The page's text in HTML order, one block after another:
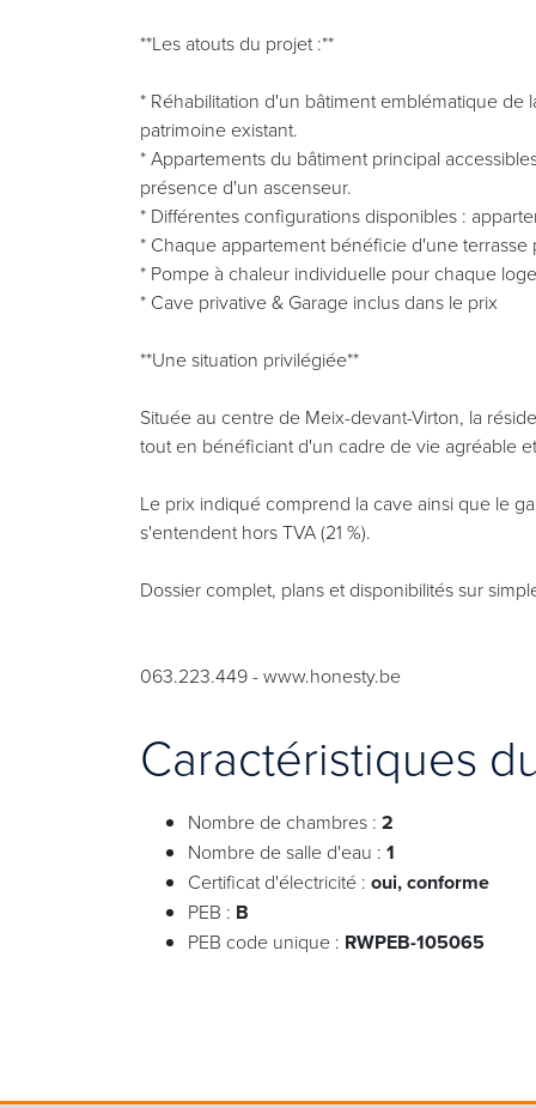
**Les atouts du projet :**
* Réhabilitation d'un bâtiment emblématique
patrimoine existant.
* Appartements du bâtiment principal
présence d'un ascenseur.
* Différentes configurations disponibles :
* Chaque appartement bénéficie d'une terrasse
* Pompe à chaleur individuelle pour chaque
* Cave privative & Garage inclus dans le prix
**Une situation privilégiée**
Située au centre de Meix-devant-Virton, la
tout en bénéficiant d'un cadre de vie agréable
Le prix indiqué comprend la cave ainsi que le
s'entendent hors TVA (21 %).
Dossier complet, plans et disponibilités sur
063.223.449 - www.honesty.be
Caractéristiques
Nombre de chambres : 2
Nombre de salle d'eau : 1
Certificat d'électricité : oui, conforme
PEB : B
PEB code unique : RWPEB-105065